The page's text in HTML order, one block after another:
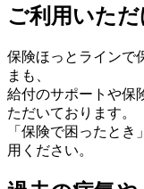
ご利用いただ
保険ほっとラインで
まも、
給付のサポートや保
ただいております。
「保険で困ったと
用ください。